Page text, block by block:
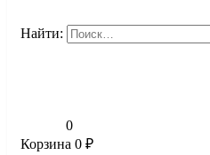
Найти:
0
Корзина 0 ₽